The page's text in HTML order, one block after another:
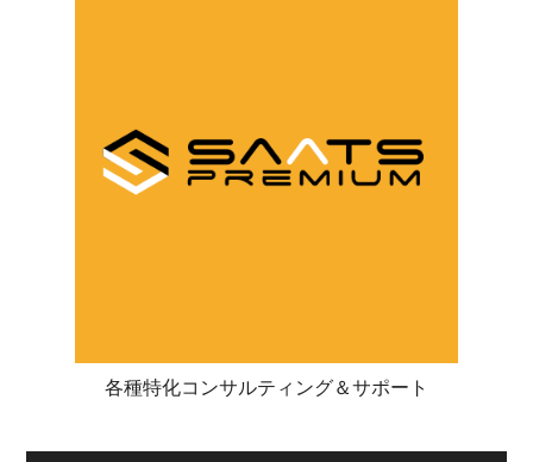
各種特化コンサルティング＆サポート